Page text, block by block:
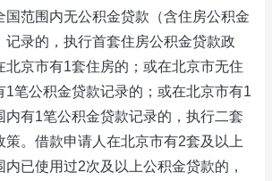
国范围内无公积金贷款（含住房公积金
记录的，执行首套住房公积金贷款政
北京市有1套住房的；或在北京市无住
1笔公积金贷款记录的；或在北京市有1
内有1笔公积金贷款记录的，执行二套
策。借款申请人在北京市有2套及以上
已使用过2次及以上公积金贷款的，